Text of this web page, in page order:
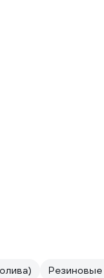
Резиновые